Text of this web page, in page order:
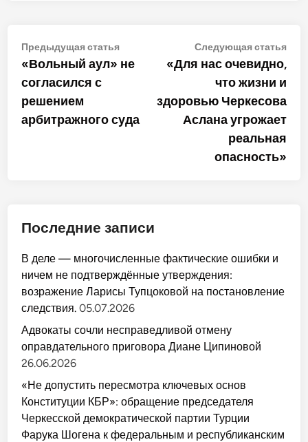
Навигация
по
записям
Предыдущая статьяПредыдущая
статья:
«Вольный аул» не
согласился с
решением
арбитражного суда
Следующая статья
«Для нас очевидно,
что жизни и
здоровью Черкесова
Аслана угрожает
реальная
опасность»
Последние записи
В деле — многочисленные фактические ошибки и
ничем не подтверждённые утверждения:
возражение Ларисы Тупцоковой на постановление
следствия. 05.07.2026
Адвокаты сочли несправедливой отмену
оправдательного приговора Диане Ципиновой
26.06.2026
«Не допустить пересмотра ключевых основ
Конституции КБР»: обращение председателя
Черкесской демократической партии Турции
Фарука Шогена к федеральным и республиканским